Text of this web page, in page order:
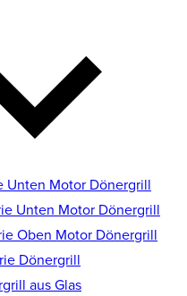
Unten Motor Dönergrill
Unten Motor Dönergrill
Oben Motor Dönergrill
Dönergrill
aus Glas